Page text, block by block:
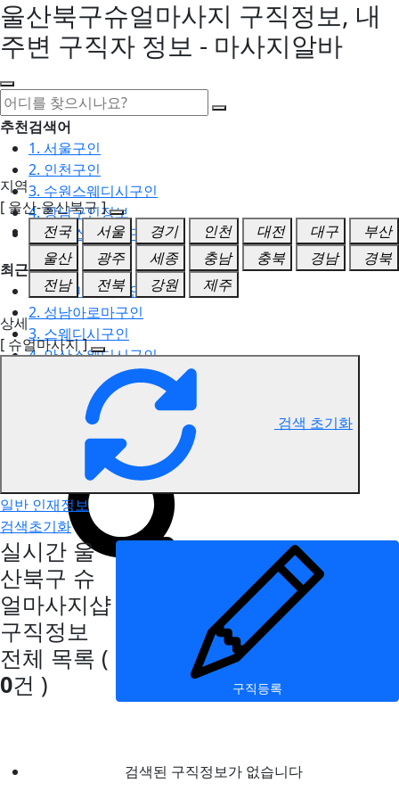
울산북구슈얼마사지 구직정보, 내
주변 구직자 정보 - 마사지알바
추천검색어
1. 서울구인
2. 인천구인
3. 수원스웨디시구인
4. 강남구인정보
5. 동탄스웨디시구인
최근검색어
1. 일산마사지구인
2. 성남아로마구인
3. 스웨디시구인
4. 안산스웨디시구인
5. 아로마구인
울산북구 슈얼마사지 구직정보
지역
[ 울산-울산북구 ]
전국
서울 경기 인천 대전 대구
부산
울산
광주 세종 충남 충북 경남
경북
전남
전북 강원
제주
상세
[ 슈얼마사지 ]
검색 초기화
일반 인재정보
검색초기화
실시간 울
산북구 슈
얼마사지샵
구직정보
전체 목록 (
0건 ) 구직등록
검색된 구직정보가 없습니다